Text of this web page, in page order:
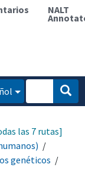
NALT
genéticos
las 7 rutas]